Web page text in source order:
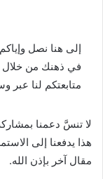
إلى هنا نصل
في ذهنك من خلال
متابعتكم لنا عبر
لا تنسَّ دعمنا
هذا يدفعنا إلى
مقال آخر بإذن الله.